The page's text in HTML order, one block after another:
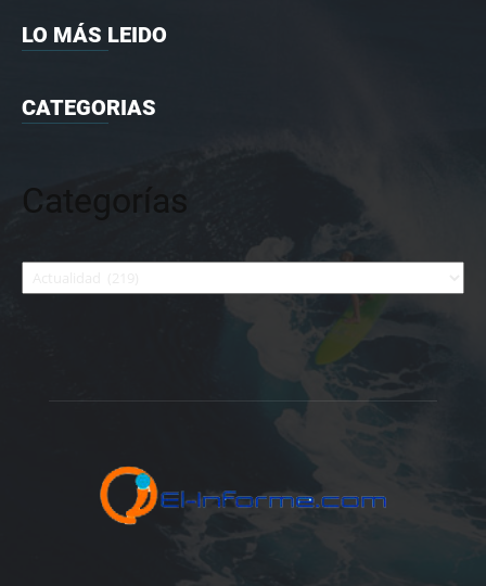
LO MÁS LEIDO
CATEGORIAS
Categorías
Categorías